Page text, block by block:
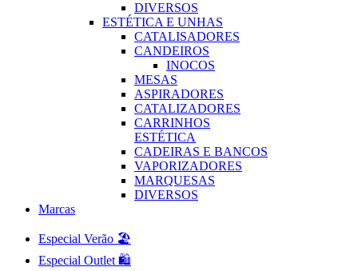
DIVERSOS
ESTÉTICA E UNHAS
CATALISADORES
CANDEIROS
INOCOS
MESAS
ASPIRADORES
CATALIZADORES
CARRINHOS
ESTÉTICA
CADEIRAS E BANCOS
VAPORIZADORES
MARQUESAS
DIVERSOS
Marcas
Especial Verão 🏖️
Especial Outlet 🛍️